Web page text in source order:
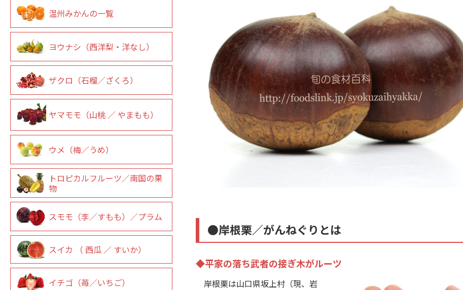
●岸根栗／がんねぐりとは
◆平家の落ち武者の接ぎ木がルーツ
岸根栗は山口県坂上村（現、岩
温州みかんの一覧
ヨウナシ（西洋梨・洋なし）
ザクロ（石榴／ざくろ）
ヤマモモ（山桃 ／ やまもも）
ウメ（梅／うめ）
トロピカルフルーツ／南国の果
物
スモモ（李／すもも）／プラム
スイカ （ 西瓜 ／ すいか）
イチゴ（苺／いちご）